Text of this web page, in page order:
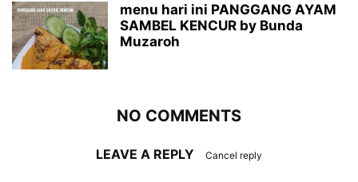
menu hari ini PANGGANG AYAM
SAMBEL KENCUR by Bunda
Muzaroh
NO COMMENTS
LEAVE A REPLY Cancel reply